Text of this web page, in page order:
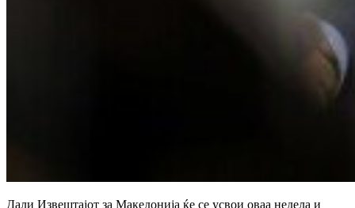
Дали Извештајот за Македонија ќе се усвои оваа недела и